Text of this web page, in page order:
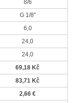
8/6
G 1/8"
6,0
24,0
24,0
69,18 Kč
83,71 Kč
2,66 €